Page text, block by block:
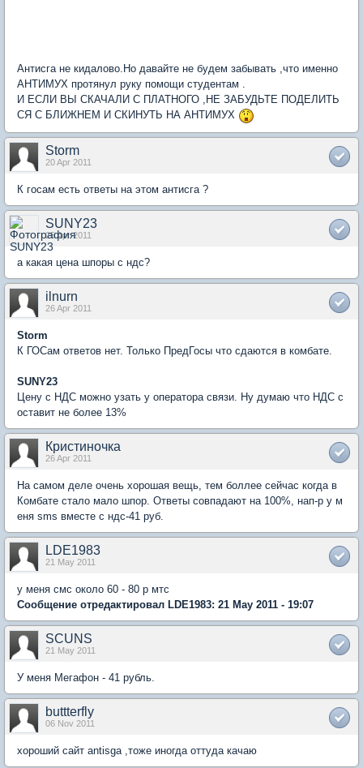
Антисга не кидалово.Но давайте не будем забывать ,что именно
АНТИМУХ протянул руку помощи студентам .
И ЕСЛИ ВЫ СКАЧАЛИ С ПЛАТНОГО ,НЕ ЗАБУДЬТЕ ПОДЕЛИТЬ
СЯ С БЛИЖНЕМ И СКИНУТЬ НА АНТИМУХ
Storm
20 Apr 2011
К госам есть ответы на этом антисга ?
SUNY23
25 Apr 2011
а какая цена шпоры с ндс?
ilnurn
26 Apr 2011
Storm
К ГОСам ответов нет. Только ПредГосы что сдаются в комбате.
SUNY23
Цену с НДС можно узать у оператора связи. Ну думаю что НДС с
оставит не более 13%
Кристиночка
26 Apr 2011
На самом деле очень хорошая вещь, тем боллее сейчас когда в
Комбате стало мало шпор. Ответы совпадают на 100%, нап-р у м
еня sms вместе с ндс-41 руб.
LDE1983
21 May 2011
у меня смс около 60 - 80 р мтс
Сообщение отредактировал LDE1983: 21 May 2011 - 19:07
SCUNS
21 May 2011
У меня Мегафон - 41 рубль.
buttterfly
06 Nov 2011
хороший сайт antisga ,тоже иногда оттуда качаю